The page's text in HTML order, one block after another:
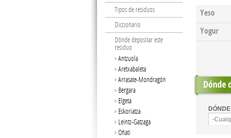
Yeso
Yogur
Dónde
DÓNDE
-
Tipos de residuos
Diccionario
Dónde depositar este
residuo
Antzuola
Aretxabaleta
Arrasate-Mondragón
Bergara
Elgeta
Eskoriatza
Leintz-Gatzaga
Oñati